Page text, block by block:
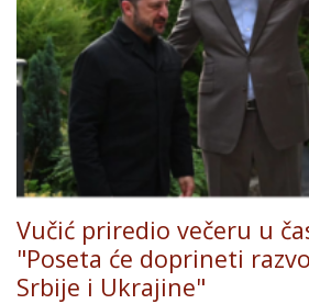
Vučić priredio večeru u
"Poseta će doprineti
Srbije i Ukrajine"